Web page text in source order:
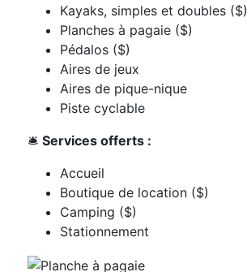
Kayaks, simples et doubles ($)
Planches à pagaie ($)
Pédalos ($)
Aires de jeux
Aires de pique-nique
Piste cyclable
🛎️ Services offerts :
Accueil
Boutique de location ($)
Camping ($)
Stationnement